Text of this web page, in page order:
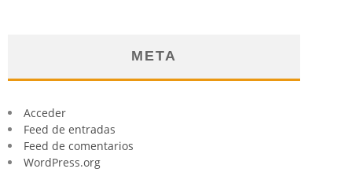
META
Acceder
Feed de entradas
Feed de comentarios
WordPress.org